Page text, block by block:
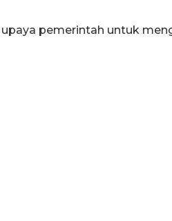
upaya pemerintah untuk